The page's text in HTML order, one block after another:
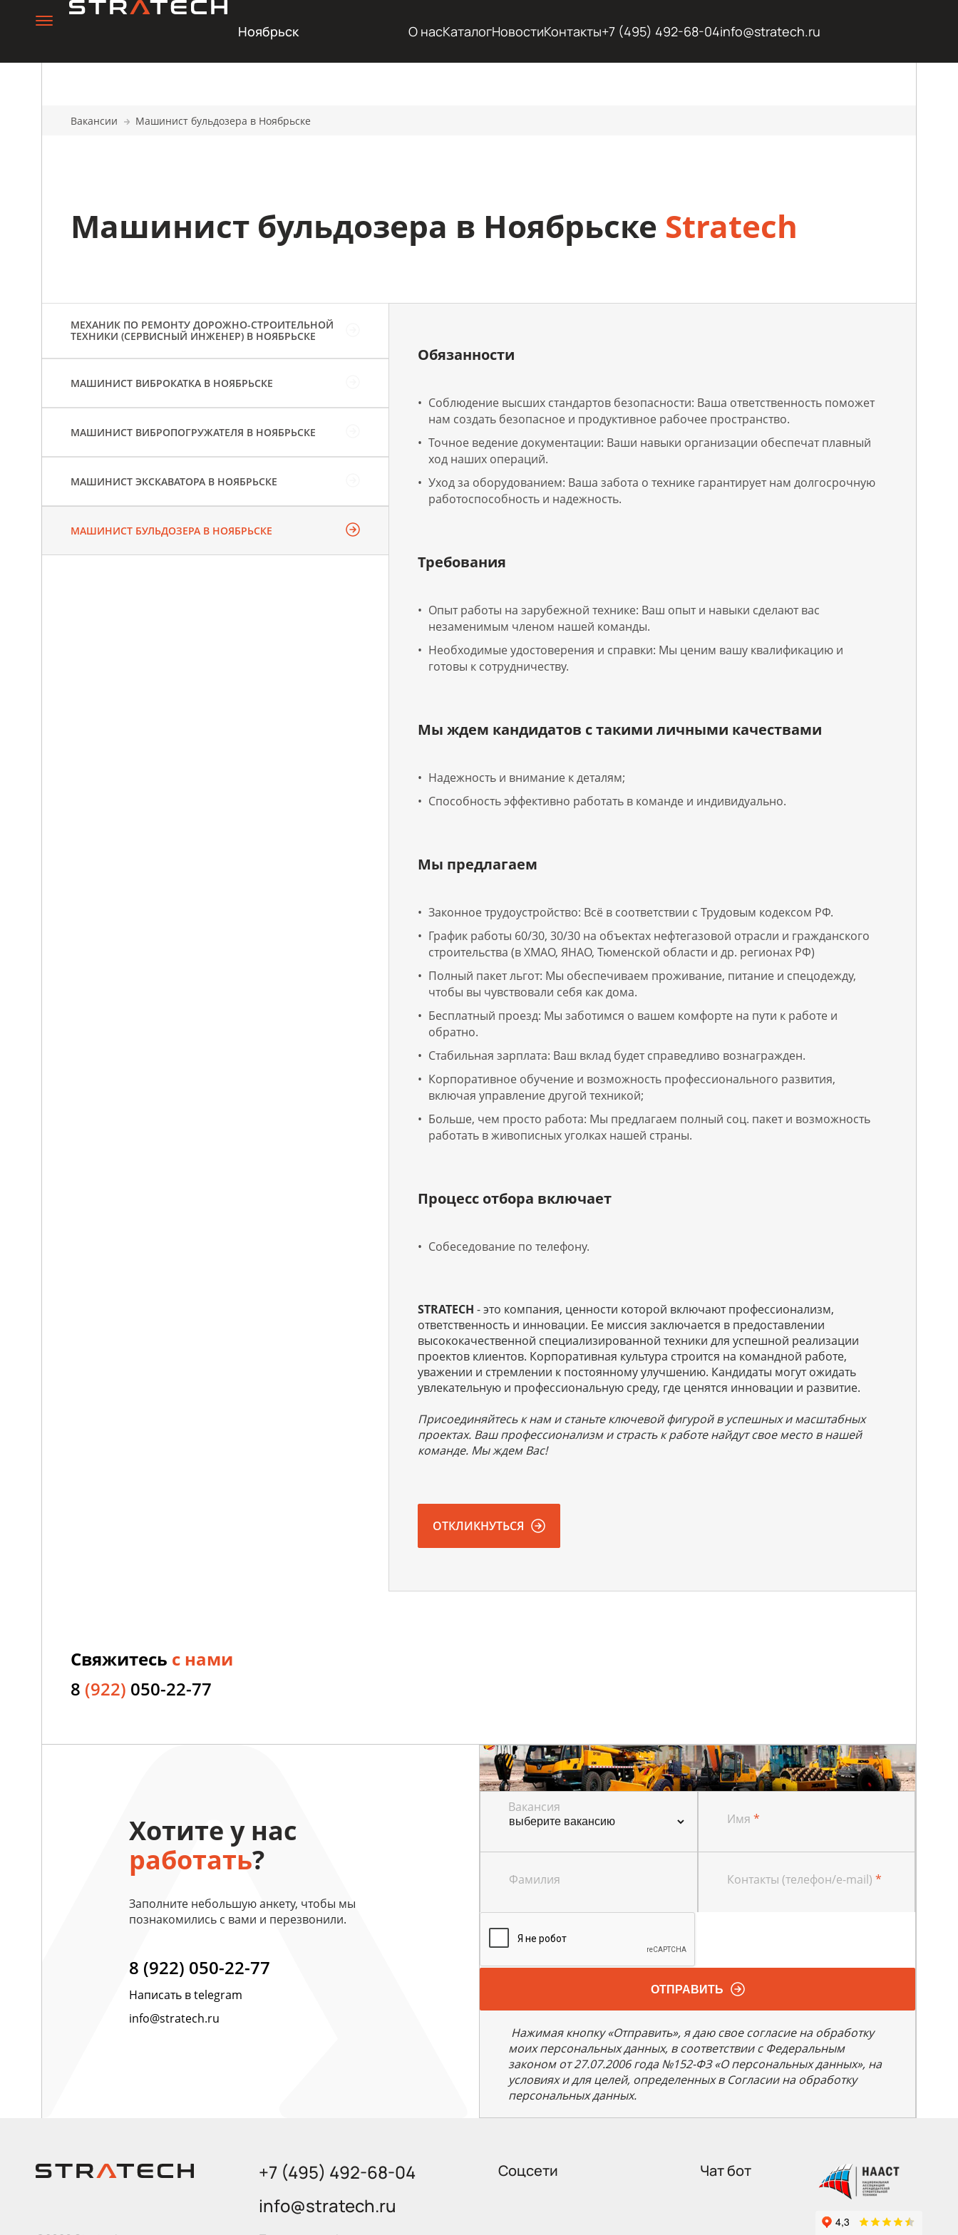
Ноябрьск О насКаталогНовостиКонтакты+7 (495) 492-68-04info@stratech.ru
Вакансии Машинист бульдозера в Ноябрьске
Машинист бульдозера в Ноябрьске Stratech
МЕХАНИК ПО РЕМОНТУ ДОРОЖНО-СТРОИТЕЛЬНОЙ
ТЕХНИКИ (СЕРВИСНЫЙ ИНЖЕНЕР) В НОЯБРЬСКЕ
МАШИНИСТ ВИБРОКАТКА В НОЯБРЬСКЕ
МАШИНИСТ ВИБРОПОГРУЖАТЕЛЯ В НОЯБРЬСКЕ
МАШИНИСТ ЭКСКАВАТОРА В НОЯБРЬСКЕ
МАШИНИСТ БУЛЬДОЗЕРА В НОЯБРЬСКЕ
Обязанности
Соблюдение высших стандартов безопасности: Ваша ответственность поможет
нам создать безопасное и продуктивное рабочее пространство.
Точное ведение документации: Ваши навыки организации обеспечат плавный
ход наших операций.
Уход за оборудованием: Ваша забота о технике гарантирует нам долгосрочную
работоспособность и надежность.
Требования
Опыт работы на зарубежной технике: Ваш опыт и навыки сделают вас
незаменимым членом нашей команды.
Необходимые удостоверения и справки: Мы ценим вашу квалификацию и
готовы к сотрудничеству.
Мы ждем кандидатов с такими личными качествами
Надежность и внимание к деталям;
Способность эффективно работать в команде и индивидуально.
Мы предлагаем
Законное трудоустройство: Всё в соответствии с Трудовым кодексом РФ.
График работы 60/30, 30/30 на объектах нефтегазовой отрасли и гражданского
строительства (в ХМАО, ЯНАО, Тюменской области и др. регионах РФ)
Полный пакет льгот: Мы обеспечиваем проживание, питание и спецодежду,
чтобы вы чувствовали себя как дома.
Бесплатный проезд: Мы заботимся о вашем комфорте на пути к работе и
обратно.
Стабильная зарплата: Ваш вклад будет справедливо вознагражден.
Корпоративное обучение и возможность профессионального развития,
включая управление другой техникой;
Больше, чем просто работа: Мы предлагаем полный соц. пакет и возможность
работать в живописных уголках нашей страны.
Процесс отбора включает
Собеседование по телефону.
STRATECH - это компания, ценности которой включают профессионализм,
ответственность и инновации. Ее миссия заключается в предоставлении
высококачественной специализированной техники для успешной реализации
проектов клиентов. Корпоративная культура строится на командной работе,
уважении и стремлении к постоянному улучшению. Кандидаты могут ожидать
увлекательную и профессиональную среду, где ценятся инновации и развитие.
Присоединяйтесь к нам и станьте ключевой фигурой в успешных и масштабных
проектах. Ваш профессионализм и страсть к работе найдут свое место в нашей
команде. Мы ждем Вас!
ОТКЛИКНУТЬСЯ
Свяжитесь с нами
8 (922) 050-22-77
Хотите у нас
работать?
Заполните небольшую анкету, чтобы мы
познакомились с вами и перезвонили.
8 (922) 050-22-77
Написать в telegram
info@stratech.ru
Вакансия
Имя *
Фамилия Контакты (телефон/e-mail) *
ОТПРАВИТЬ
Нажимая кнопку «Отправить», я даю свое согласие на обработку
моих персональных данных, в соответствии с Федеральным
законом от 27.07.2006 года №152-ФЗ «О персональных данных», на
условиях и для целей, определенных в Согласии на обработку
персональных данных.
+7 (495) 492-68-04
info@stratech.ru
Соцсети Чат бот